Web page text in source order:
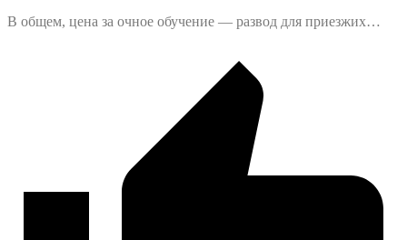
В общем, цена за очное обучение — развод для приезжих…